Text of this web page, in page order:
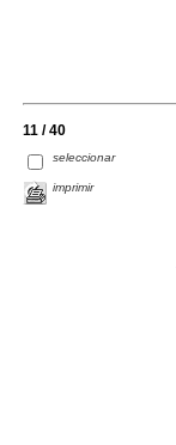
11 / 40
seleccionar
imprimir